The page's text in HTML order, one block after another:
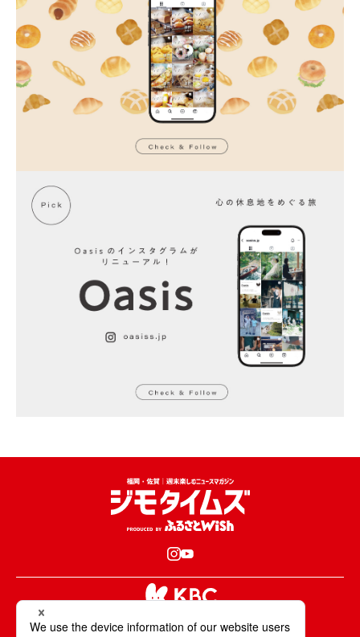
KBCが取材・撮影した情報・映像は国内外の